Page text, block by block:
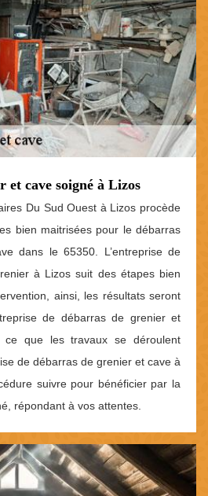
et cave soigné à Lizos
Du Sud Ouest à Lizos procède
bien maitrisées pour le débarras
dans le 65350. L’entreprise de
à Lizos suit des étapes bien
ainsi, les résultats seront
de débarras de grenier et
que les travaux se déroulent
de débarras de grenier et cave à
suivre pour bénéficier par la
répondant à vos attentes.